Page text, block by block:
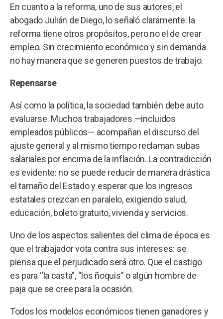
En cuanto a la reforma, uno de sus autores, el
abogado Julián de Diego, lo señaló claramente: la
reforma tiene otros propósitos, pero no el de crear
empleo. Sin crecimiento económico y sin demanda
no hay manera que se generen puestos de trabajo.
Repensarse
Así como la política, la sociedad también debe auto
evaluarse. Muchos trabajadores —incluidos
empleados públicos— acompañan el discurso del
ajuste general y al mismo tiempo reclaman subas
salariales por encima de la inflación. La contradicción
es evidente: no se puede reducir de manera drástica
el tamaño del Estado y esperar que los ingresos
estatales crezcan en paralelo, exigiendo salud,
educación, boleto gratuito, vivienda y servicios.
Uno de los aspectos salientes del clima de época es
que el trabajador vota contra sus intereses: se
piensa que el perjudicado será otro. Que el castigo
es para “la casta”, “los ñoquis” o algún hombre de
paja que se cree para la ocasión.
Todos los modelos económicos tienen ganadores y